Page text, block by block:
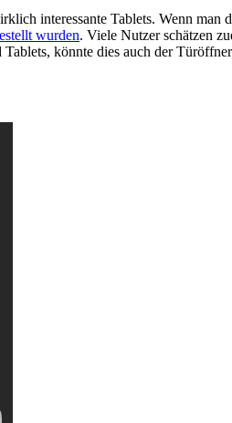
interessante Tablets. Wenn
wurden. Viele Nutzer schätzen
könnte dies auch der